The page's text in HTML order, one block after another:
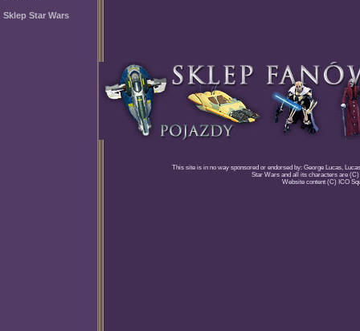
Sklep Star Wars
This site is in no way sponsored or endorsed by: George Lucas,
Star Wars and all its characters are
Website content (C) ICO